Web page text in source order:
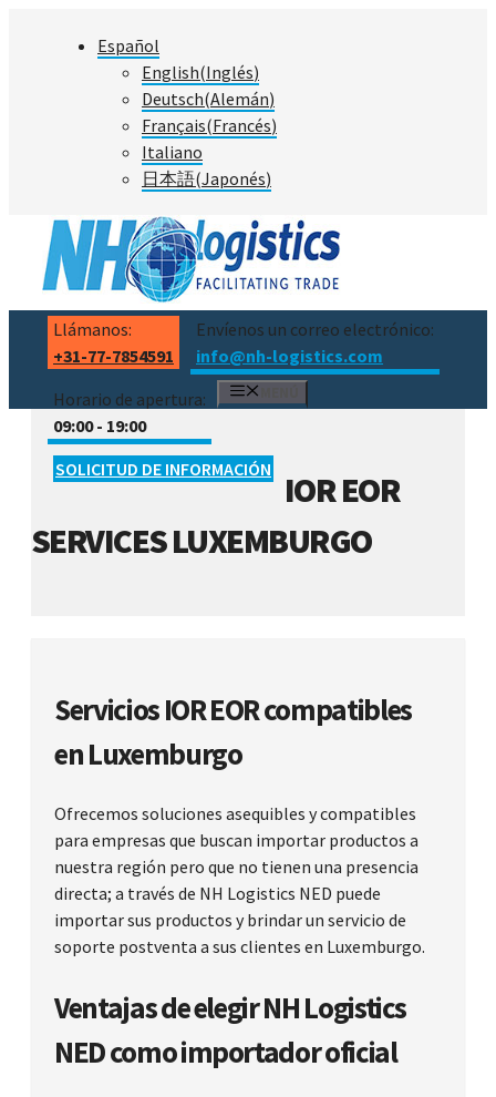
Español
English(Inglés)
Deutsch(Alemán)
Français(Francés)
Italiano
日本語(Japonés)
Llámanos:
+31-77-7854591
Envíenos un correo electrónico:
info@nh-logistics.com
Horario de apertura:
09:00 - 19:00
SOLICITUD DE INFORMACIÓN
IOR EOR
SERVICES LUXEMBURGO
Servicios IOR EOR compatibles
en Luxemburgo
Ofrecemos soluciones asequibles y compatibles
para empresas que buscan importar productos a
nuestra región pero que no tienen una presencia
directa; a través de NH Logistics NED puede
importar sus productos y brindar un servicio de
soporte postventa a sus clientes en Luxemburgo.
Ventajas de elegir NH Logistics
NED como importador oficial